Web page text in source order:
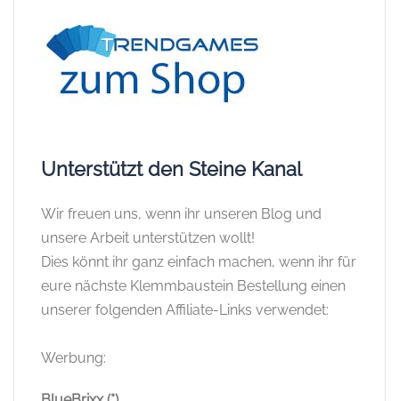
Unterstützt den Steine Kanal
Wir freuen uns, wenn ihr unseren Blog und
unsere Arbeit unterstützen wollt!
Dies könnt ihr ganz einfach machen, wenn ihr für
eure nächste Klemmbaustein Bestellung einen
unserer folgenden Affiliate-Links verwendet:
Werbung: